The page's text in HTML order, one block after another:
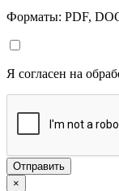
Форматы: PDF,
Я согласен на
Отправить
×